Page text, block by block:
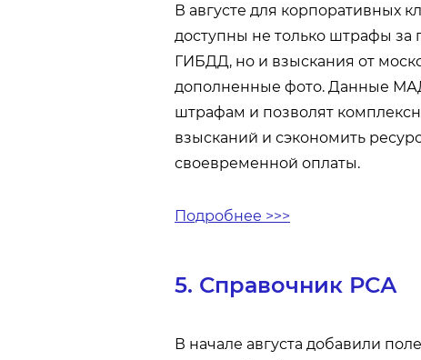
В августе для корпоративных
доступны не только штрафы
ГИБДД, но и взыскания от
дополненные фото. Данные
штрафам и позволят
взысканий и сэкономить
своевременной оплаты.
Подробнее >>>
5. Справочник РСА
В начале августа добавили